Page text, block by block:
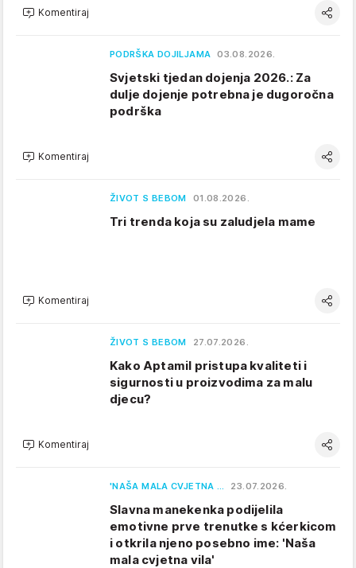
Komentiraj
PODRŠKA DOJILJAMA 03.08.2026.
Svjetski tjedan dojenja 2026.: Za
dulje dojenje potrebna je dugoročna
podrška
Komentiraj
ŽIVOT S BEBOM 01.08.2026.
Tri trenda koja su zaludjela mame
Komentiraj
ŽIVOT S BEBOM 27.07.2026.
Kako Aptamil pristupa kvaliteti i
sigurnosti u proizvodima za malu
djecu?
Komentiraj
'NAŠA MALA CVJETNA … 23.07.2026.
Slavna manekenka podijelila
emotivne prve trenutke s kćerkicom
i otkrila njeno posebno ime: 'Naša
mala cvjetna vila'